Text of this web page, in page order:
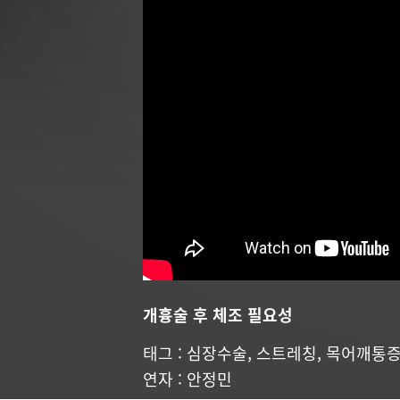
개흉술 후 체조 필요성
태그 : 심장수술, 스트레칭, 목어깨통
연자 : 안정민